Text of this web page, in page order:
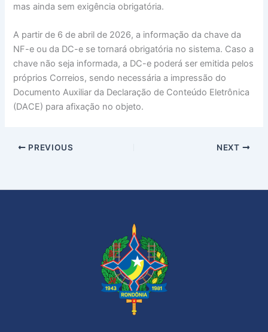
mas ainda sem exigência obrigatória.
A partir de 6 de abril de 2026, a informação da chave da
NF-e ou da DC-e se tornará obrigatória no sistema. Caso a
chave não seja informada, a DC-e poderá ser emitida pelos
próprios Correios, sendo necessária a impressão do
Documento Auxiliar da Declaração de Conteúdo Eletrônica
(DACE) para afixação no objeto.
PREVIOUS NEXT